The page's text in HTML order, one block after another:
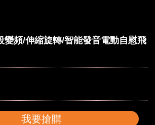
變頻/伸縮旋轉/智能發音電動自慰飛
我要搶購